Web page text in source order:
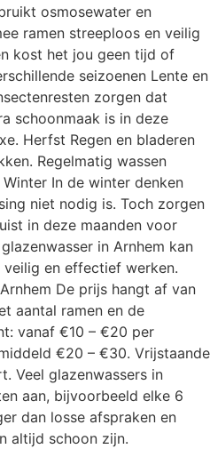
osmosewater en
ramen streeploos en veilig
kost het jou geen tijd of
seizoenen Lente en
zorgen dat
schoonmaak is in deze
Herfst Regen en bladeren
Regelmatig wassen
In de winter denken
niet nodig is. Toch zorgen
in deze maanden voor
in Arnhem kan
en effectief werken.
De prijs hangt af van
aantal ramen en de
vanaf €10 – €20 per
€20 – €30. Vrijstaande
Veel glazenwassers in
aan, bijvoorbeeld elke 6
dan losse afspraken en
altijd schoon zijn.